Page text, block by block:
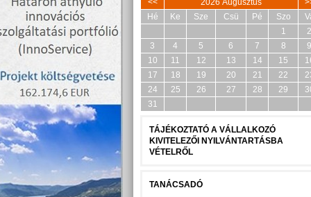
<< 2026 Augusztus
Hé
Ke Sze Csü Pé Szo
1
2
3
4 5 6 7 8
9
10
11 12 13 14 15
17
18 19 20 21 22
24
25 26 27 28 29
31
TÁJÉKOZTATÓ A VÁLLALKOZÓ
KIVITELEZŐI NYILVÁNTARTÁSBA
VÉTELRŐL
TANÁCSADÓ